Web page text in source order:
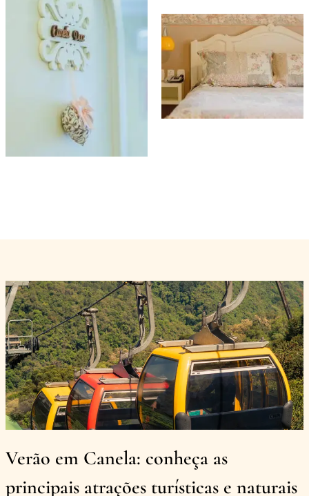
Verão em Canela: conheça as
principais atrações turísticas e naturais